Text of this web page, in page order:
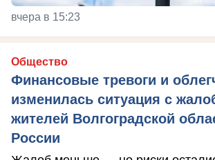
вчера в 15:23
Общество
Финансовые тревоги и
изменилась ситуация с
жителей Волгоградской
России